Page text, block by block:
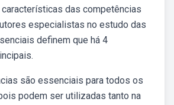
das competências
especialistas no estudo das
definem que há 4
são essenciais para todos os
podem ser utilizadas tanto na